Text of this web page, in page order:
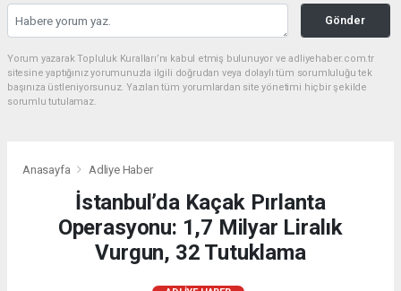
Gönder
Yorum yazarak Topluluk Kuralları’nı kabul etmiş bulunuyor ve adliyehaber.com.tr
sitesine yaptığınız yorumunuzla ilgili doğrudan veya dolaylı tüm sorumluluğu tek
başınıza üstleniyorsunuz. Yazılan tüm yorumlardan site yönetimi hiçbir şekilde
sorumlu tutulamaz.
Anasayfa Adliye Haber
İstanbul’da Kaçak Pırlanta
Operasyonu: 1,7 Milyar Liralık
Vurgun, 32 Tutuklama